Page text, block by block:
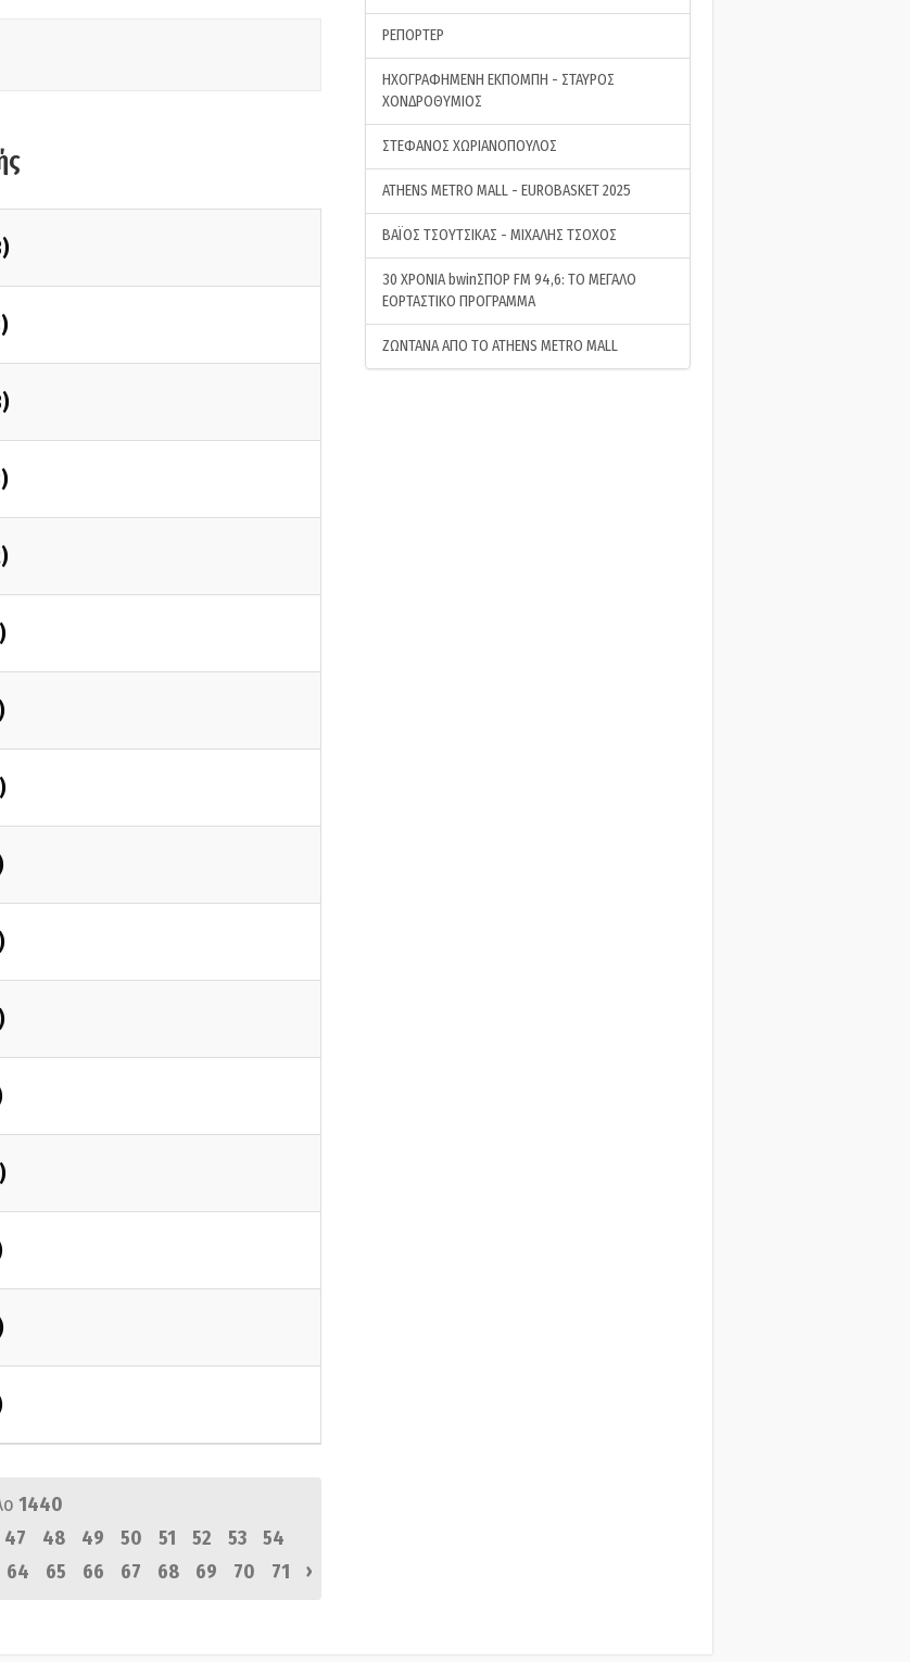
1440
47 48 49 50 51 52 53
54
64 65 66 67 68 69 70 71 ›
ΡΕΠΟΡΤΕΡ
ΗΧΟΓΡΑΦΗΜΕΝΗ ΕΚΠΟΜΠΗ - ΣΤΑΥΡΟΣ
ΧΟΝΔΡΟΘΥΜΙΟΣ
ΣΤΕΦΑΝΟΣ ΧΩΡΙΑΝΟΠΟΥΛΟΣ
ATHENS METRO MALL - EUROBASKET 2025
ΒΑΪΟΣ ΤΣΟΥΤΣΙΚΑΣ - ΜΙΧΑΛΗΣ ΤΣΟΧΟΣ
30 ΧΡΟΝΙΑ bwinΣΠΟΡ FM 94,6: ΤΟ ΜΕΓΑΛΟ
ΕΟΡΤΑΣΤΙΚΟ ΠΡΟΓΡΑΜΜΑ
ΖΩΝΤΑΝΑ ΑΠΟ ΤΟ ATHENS METRO MALL